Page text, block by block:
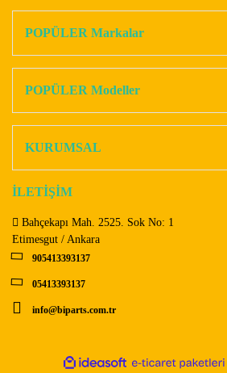
Ürün açıklamasında eksik bilgiler bulunuyor.
Bu ürüne benzer farklı alternatifler olmalı.
POPÜLER Markalar
POPÜLER Modeller
KURUMSAL
İLETİŞİM
Bahçekapı Mah. 2525. Sok No: 1
Etimesgut / Ankara
905413393137
05413393137
info@biparts.com.tr
ideasoft